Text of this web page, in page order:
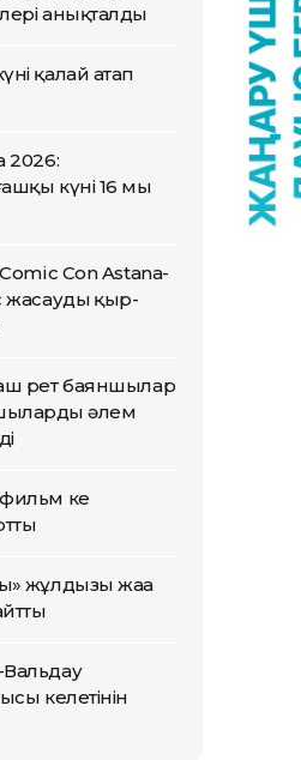
анықталды
қалай атап
2026:
күні 16 мың
Con Astana-
жасаудың қыр-
рет баяншылар
әлем
кең
жұлдызы жаңа
келетінін